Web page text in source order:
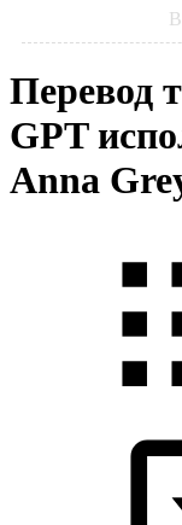
Перевод
GPT
Anna